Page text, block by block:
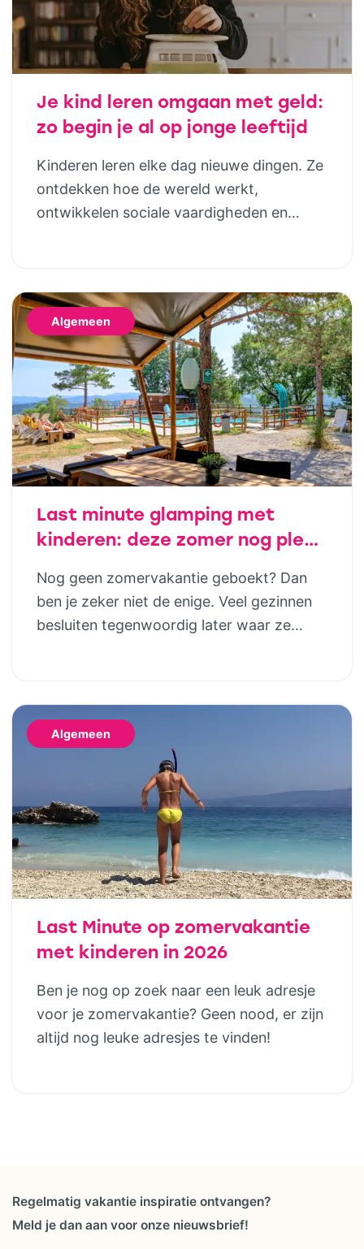
Je kind leren omgaan met geld:
zo begin je al op jonge leeftijd
Kinderen leren elke dag nieuwe dingen. Ze
ontdekken hoe de wereld werkt,
ontwikkelen sociale vaardigheden en
aan financiële opvoeding, help je kinderen
om later bewuste keuzes te maken. Dat
hoeft helemaal niet ingewikkeld te zijn;
juist […]
Algemeen
Last minute glamping met
kinderen: deze zomer nog plek
Vodatent en Tendi
Nog geen zomervakantie geboekt? Dan
ben je zeker niet de enige. Veel gezinnen
besluiten tegenwoordig later waar ze
niet helemaal bij jullie past. Wie houdt van
het buitenleven, maar niet wil slepen met
Algemeen
Last Minute op zomervakantie
met kinderen in 2026
Ben je nog op zoek naar een leuk adresje
voor je zomervakantie? Geen nood, er zijn
altijd nog leuke adresjes te vinden!
Regelmatig vakantie inspiratie ontvangen?
Meld je dan aan voor onze nieuwsbrief!